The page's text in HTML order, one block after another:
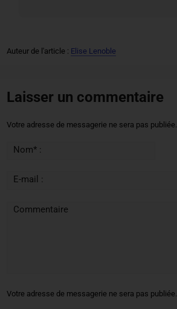
Auteur de l'article : Elise Lenoble
Laisser un commentaire
Votre adresse de messagerie ne sera pas publiée.
Nom* :
E-mail :
Commentaire
Votre adresse de messagerie ne sera pas publiée.